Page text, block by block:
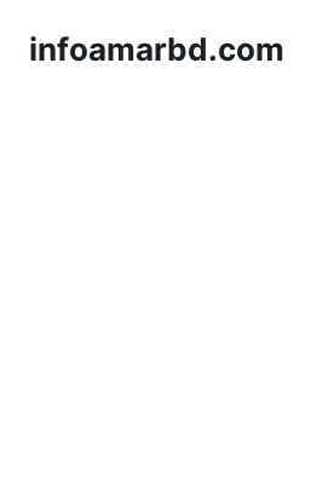
infoamarbd.com